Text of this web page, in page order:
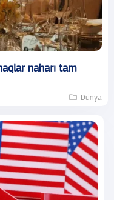
naharı tam
Dünya